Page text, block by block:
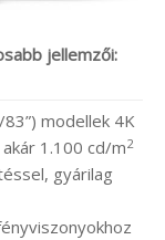
jellemzői:
modellek 4K
akár 1.100 cd/m2
gyárilag